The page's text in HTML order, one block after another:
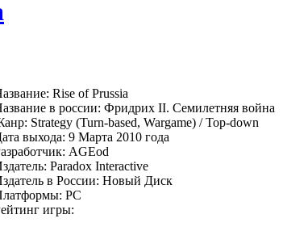
Rise of Prussia
в россии: Фридрих II. Семилетняя война
Strategy (Turn-based, Wargame) / Top-down
выхода: 9 Марта 2010 года
AGEod
Paradox Interactive
в России: Новый Диск
PC
игры: